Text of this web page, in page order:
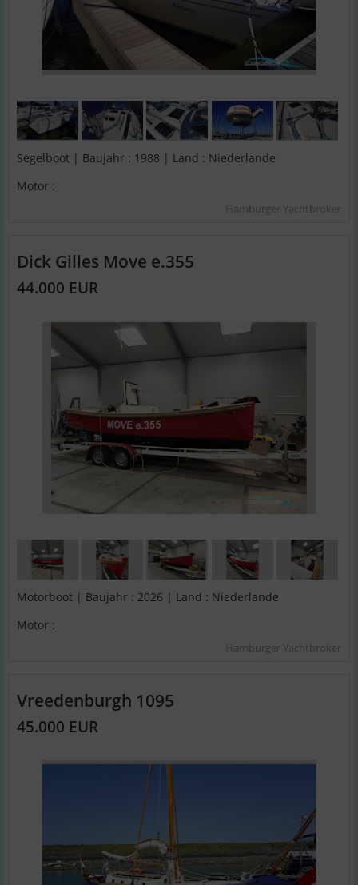
Segelboot | Baujahr : 1988 | Land : Niederlande
Motor :
Hamburger Yachtbroker
Dick Gilles Move e.355
44.000 EUR
Motorboot | Baujahr : 2026 | Land : Niederlande
Motor :
Hamburger Yachtbroker
Vreedenburgh 1095
45.000 EUR